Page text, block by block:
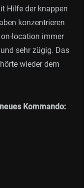
Hilfe der knappen
konzentrieren
location immer
sehr zügig. Das
wieder dem
Kommando: